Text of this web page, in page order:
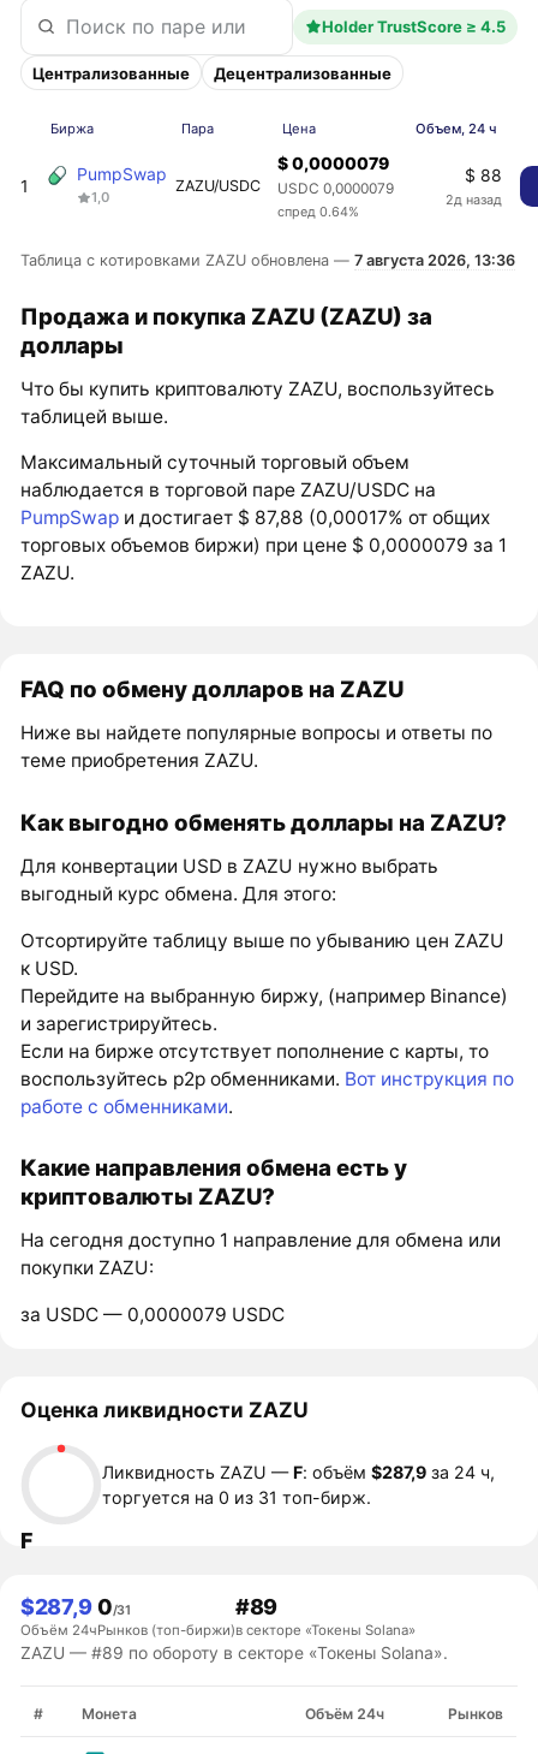
Holder TrustScore ≥ 4.5
Централизованные Децентрализованные
Биржа Пара Цена Объем, 24 ч
1
PumpSwap
1,0
ZAZU/USDC
$ 0,0000079
USDC 0,0000079
спред 0.64%
$ 88
2д назад
Таблица с котировками ZAZU обновлена —7 августа 2026, 13:36
Продажа и покупка ZAZU (ZAZU) за
доллары
Что бы купить криптовалюту ZAZU, воспользуйтесь
таблицей выше.
Максимальный суточный торговый объем
наблюдается в торговой паре ZAZU/USDC на
PumpSwap и достигает $ 87,88 (0,00017% от общих
торговых объемов биржи) при цене $ 0,0000079 за 1
ZAZU.
FAQ по обмену долларов на ZAZU
Ниже вы найдете популярные вопросы и ответы по
теме приобретения ZAZU.
Как выгодно обменять доллары на ZAZU?
Для конвертации USD в ZAZU нужно выбрать
выгодный курс обмена. Для этого:
Отсортируйте таблицу выше по убыванию цен ZAZU
к USD.
Перейдите на выбранную биржу, (например Binance)
и зарегистрируйтесь.
Если на бирже отсутствует пополнение с карты, то
воспользуйтесь p2p обменниками. Вот инструкция по
работе с обменниками.
Какие направления обмена есть у
криптовалюты ZAZU?
На сегодня доступно 1 направление для обмена или
покупки ZAZU:
за USDC — 0,0000079 USDC
Оценка ликвидности ZAZU
F
Ликвидность ZAZU —F: объём$287,9 за 24 ч,
торгуется на 0 из 31 топ-бирж.
$287,9
Объём 24ч
0/31
Рынков (топ-биржи)
#89
в секторе «Токены Solana»
ZAZU — #89 по обороту в секторе «Токены Solana».
# Монета Объём 24ч Рынков